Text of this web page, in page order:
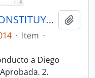
ASAMBLEA NACIONAL CONSTITUYENTE 1830
· Item ·
a Diego
2.